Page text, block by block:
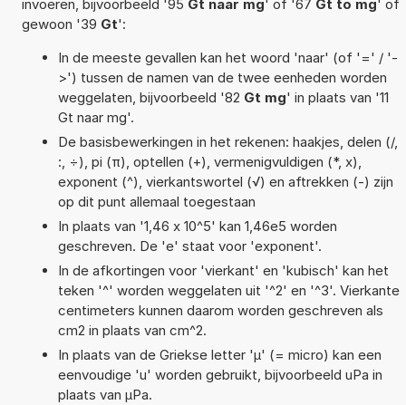
invoeren, bijvoorbeeld '95 Gt naar mg' of '67 Gt to mg' of
gewoon '39 Gt':
In de meeste gevallen kan het woord 'naar' (of '=' / '-
>') tussen de namen van de twee eenheden worden
weggelaten, bijvoorbeeld '82 Gt mg' in plaats van '11
Gt naar mg'.
De basisbewerkingen in het rekenen: haakjes, delen (/,
:, ÷), pi (π), optellen (+), vermenigvuldigen (*, x),
exponent (^), vierkantswortel (√) en aftrekken (-) zijn
op dit punt allemaal toegestaan
In plaats van '1,46 x 10^5' kan 1,46e5 worden
geschreven. De 'e' staat voor 'exponent'.
In de afkortingen voor 'vierkant' en 'kubisch' kan het
teken '^' worden weggelaten uit '^2' en '^3'. Vierkante
centimeters kunnen daarom worden geschreven als
cm2 in plaats van cm^2.
In plaats van de Griekse letter 'µ' (= micro) kan een
eenvoudige 'u' worden gebruikt, bijvoorbeeld uPa in
plaats van µPa.